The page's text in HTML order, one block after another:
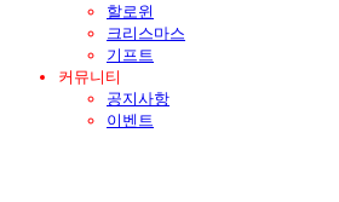
할로윈
크리스마스
기프트
커뮤니티
공지사항
이벤트